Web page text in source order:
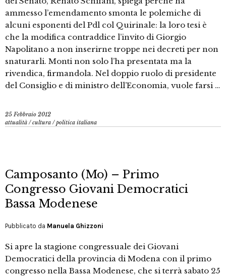
ammesso l’emendamento smonta le polemiche di
alcuni esponenti del Pdl col Quirinale: la loro tesi è
che la modifica contraddice l’invito di Giorgio
Napolitano a non inserirne troppe nei decreti per non
snaturarli. Monti non solo l’ha presentata ma la
rivendica, firmandola. Nel doppio ruolo di presidente
del Consiglio e di ministro dell’Economia, vuole farsi …
25 Febbraio 2012
attualità /cultura /politica italiana
Camposanto (Mo) – Primo
Congresso Giovani Democratici
Bassa Modenese
Pubblicato da Manuela Ghizzoni
Si apre la stagione congressuale dei Giovani
Democratici della provincia di Modena con il primo
congresso nella Bassa Modenese, che si terrà sabato 25